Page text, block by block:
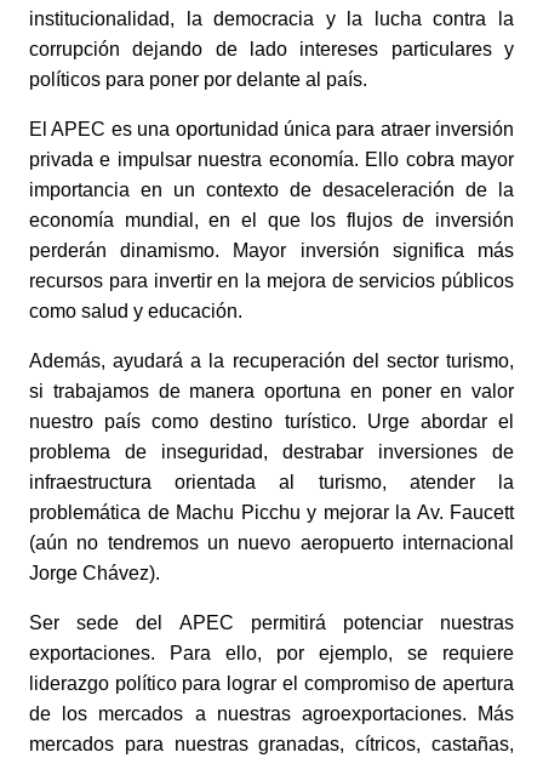
institucionalidad, la democracia y la lucha contra la
corrupción dejando de lado intereses particulares y
políticos para poner por delante al país.
El APEC es una oportunidad única para atraer inversión
privada e impulsar nuestra economía. Ello cobra mayor
importancia en un contexto de desaceleración de la
economía mundial, en el que los flujos de inversión
perderán dinamismo. Mayor inversión significa más
recursos para invertir en la mejora de servicios públicos
como salud y educación.
Además, ayudará a la recuperación del sector turismo,
si trabajamos de manera oportuna en poner en valor
nuestro país como destino turístico. Urge abordar el
problema de inseguridad, destrabar inversiones de
infraestructura orientada al turismo, atender la
problemática de Machu Picchu y mejorar la Av. Faucett
(aún no tendremos un nuevo aeropuerto internacional
Jorge Chávez).
Ser sede del APEC permitirá potenciar nuestras
exportaciones. Para ello, por ejemplo, se requiere
liderazgo político para lograr el compromiso de apertura
de los mercados a nuestras agroexportaciones. Más
mercados para nuestras granadas, cítricos, castañas,